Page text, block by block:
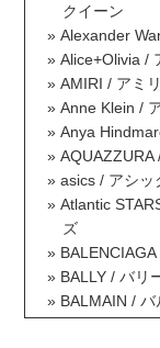
クイーン
Alexander
Alice+Olivia /
AMIRI / アミリ
Anne Klein /
Anya
AQUAZZURA
asics / アシッ
Atlantic
ズ
BALLY / バリ
BALMAIN / バ